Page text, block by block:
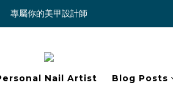
專屬你的美甲設計師
Nail Artist Blog Posts